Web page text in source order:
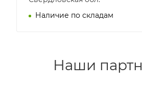
Наличие по складам
Наши